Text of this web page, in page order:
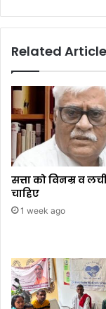
Related
सत्ता को विनम्र व
चाहिए
1 week ago